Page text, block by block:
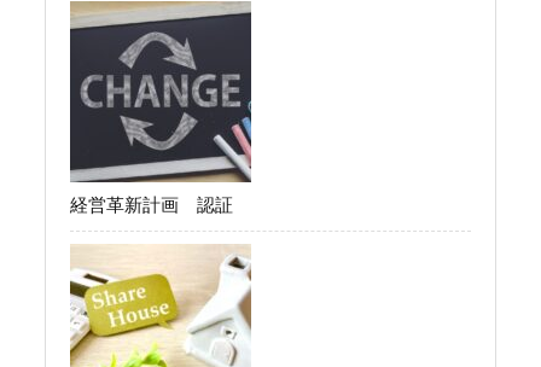
経営革新計画 認証